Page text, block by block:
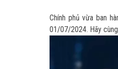
Chính phủ vừa ban
01/07/2024. Hãy